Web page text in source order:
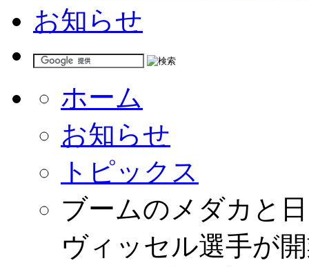
お知らせ
ホーム
お知らせ
トピックス
ブームのメダカと
ヴィッセル選手が